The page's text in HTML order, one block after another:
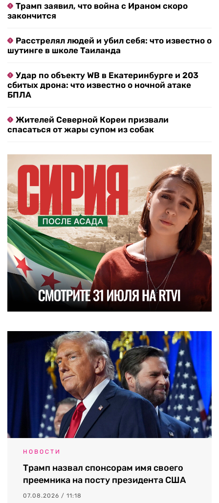
Трамп заявил, что война с Ираном скоро
закончится
Расстрелял людей и убил себя: что известно о
шутинге в школе Таиланда
Удар по объекту WB в Екатеринбурге и 203
сбитых дрона: что известно о ночной атаке
БПЛА
Жителей Северной Кореи призвали
спасаться от жары супом из собак
НОВОСТИ
Трамп назвал спонсорам имя своего
преемника на посту президента США
07.08.2026 / 11:18